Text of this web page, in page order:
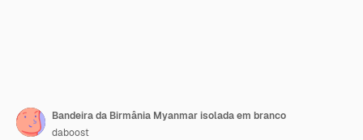
Bandeira da Birmânia Myanmar isolada em branco
daboost